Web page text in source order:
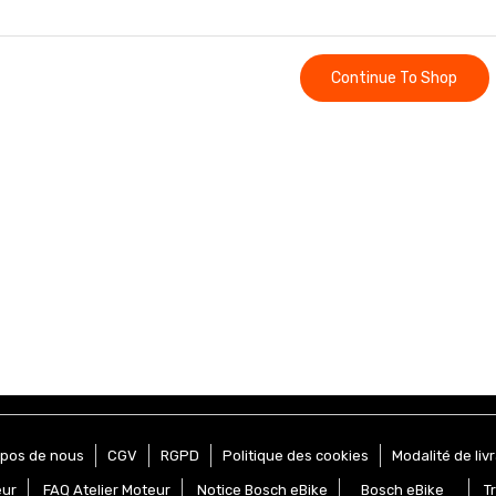
Continue To Shop
de nous CGV RGPD Politique des cookies Modalité de
FAQ Atelier Moteur Notice Bosch eBike Bosch eBike